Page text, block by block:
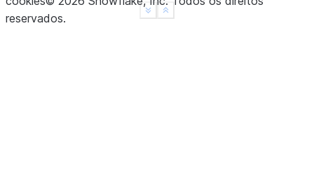
Show less
See more
reservados.